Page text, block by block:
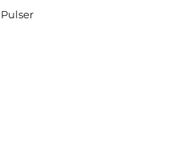
Pulser